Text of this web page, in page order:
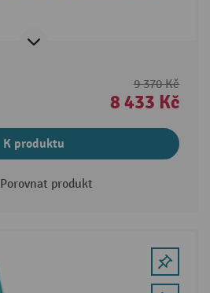
9 370 Kč
8 433 Kč
K produktu
Porovnat produkt